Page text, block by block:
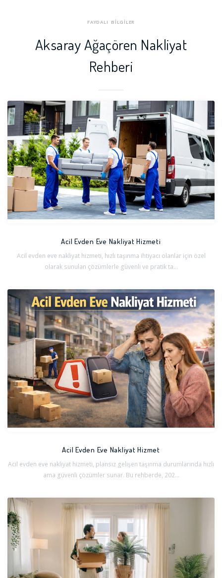
FAYDALI BİLGİLER
Aksaray Ağaçören Nakliyat
Rehberi
Acil Evden Eve Nakliyat Hizmeti
Acil evden eve nakliyat hizmeti, hızlı taşınma ihtiyacı olanlar için özel
olarak sunulan çözümlerle güvenli ve pratik ta...
Acil Evden Eve Nakliyat Hizmet
Acil evden eve nakliyat hizmeti, plansız gelişen taşınma durumlarında hızlı
ama güvenli çözümler sunar. Bu rehberde, 202...